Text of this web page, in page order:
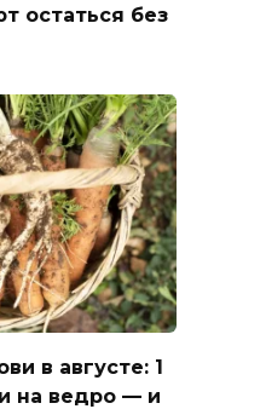
остаться без
в августе: 1
на ведро — и